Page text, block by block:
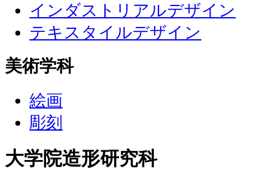
インダストリアルデザイン
テキスタイルデザイン
美術学科
絵画
彫刻
大学院造形研究科